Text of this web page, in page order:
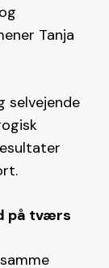
Tanja
selvejende
på tværs